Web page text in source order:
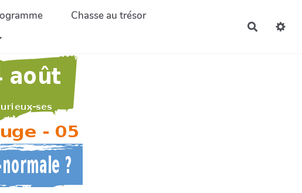
Chasse au trésor